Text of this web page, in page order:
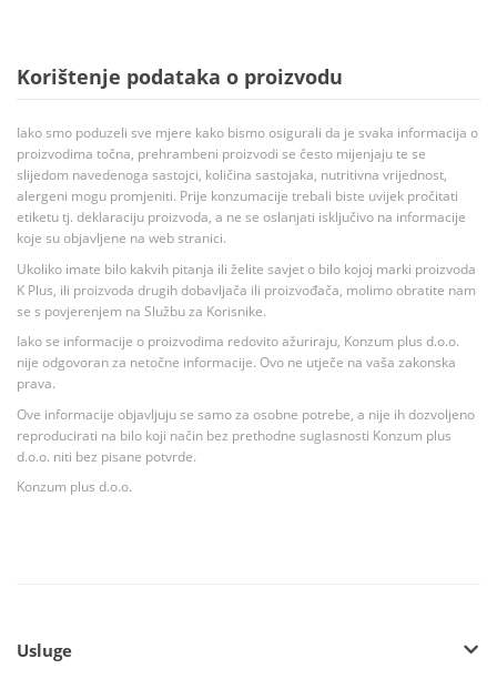
Korištenje podataka o proizvodu
Iako smo poduzeli sve mjere kako bismo osigurali da je svaka informacija o
proizvodima točna, prehrambeni proizvodi se često mijenjaju te se
slijedom navedenoga sastojci, količina sastojaka, nutritivna vrijednost,
alergeni mogu promjeniti. Prije konzumacije trebali biste uvijek pročitati
etiketu tj. deklaraciju proizvoda, a ne se oslanjati isključivo na informacije
koje su objavljene na web stranici.
Ukoliko imate bilo kakvih pitanja ili želite savjet o bilo kojoj marki proizvoda
K Plus, ili proizvoda drugih dobavljača ili proizvođača, molimo obratite nam
se s povjerenjem na Službu za Korisnike.
Iako se informacije o proizvodima redovito ažuriraju, Konzum plus d.o.o.
nije odgovoran za netočne informacije. Ovo ne utječe na vaša zakonska
prava.
Ove informacije objavljuju se samo za osobne potrebe, a nije ih dozvoljeno
reproducirati na bilo koji način bez prethodne suglasnosti Konzum plus
d.o.o. niti bez pisane potvrde.
Konzum plus d.o.o.
Usluge